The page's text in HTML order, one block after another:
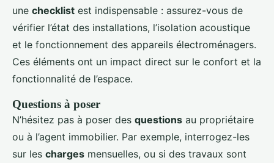
une checklist est indispensable : assurez-vous de
vérifier l’état des installations, l’isolation acoustique
et le fonctionnement des appareils électroménagers.
Ces éléments ont un impact direct sur le confort et la
fonctionnalité de l’espace.
Questions à poser
N’hésitez pas à poser des questions au propriétaire
ou à l’agent immobilier. Par exemple, interrogez-les
sur les charges mensuelles, ou si des travaux sont